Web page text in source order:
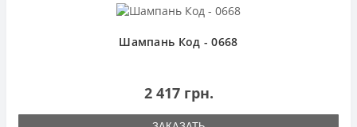
Шампань Код - 0668
2 417 грн.